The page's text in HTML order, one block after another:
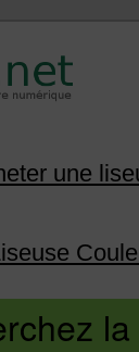
une
la